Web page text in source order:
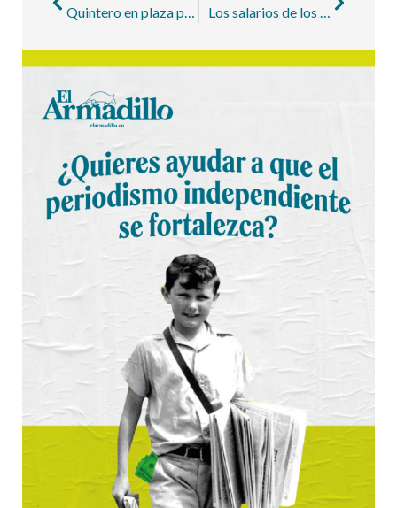
Quintero en plaza pública: el (ya) exalcalde saltó de frente a la política electoral Los salarios de los gobernantes que asumirán el próximo primero de enero